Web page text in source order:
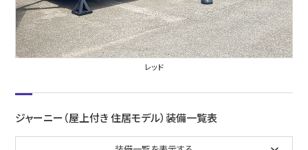
レッド
ジャーニー（屋上付き 住居モデル）装備一覧表